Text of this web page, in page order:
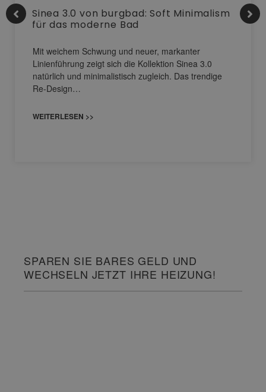
Sinea 3.0 von burgbad: Soft Minimalism
für das moderne Bad
Mit weichem Schwung und neuer, markanter
Linienführung zeigt sich die Kollektion Sinea 3.0
natürlich und minimalistisch zugleich. Das trendige
Re-Design…
WEITERLESEN >>
SPAREN SIE BARES GELD UND
WECHSELN JETZT IHRE HEIZUNG!